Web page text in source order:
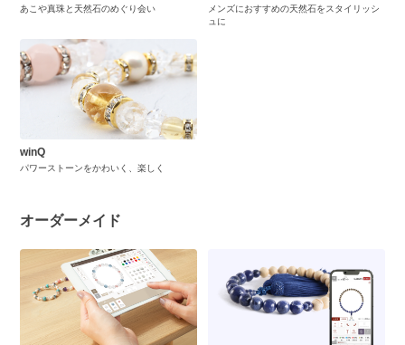
あこや真珠と天然石のめぐり会い
メンズにおすすめの天然石をスタイリッシ
ュに
winQ
パワーストーンをかわいく、楽しく
オーダーメイド